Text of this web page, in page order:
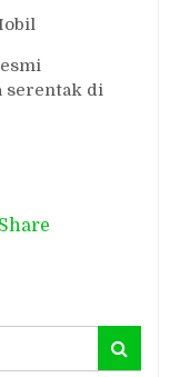
serentak di
Messenger
Share
Search